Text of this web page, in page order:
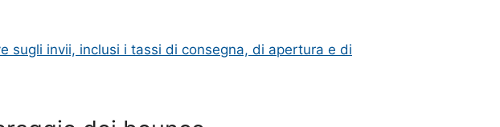
sugli invii, inclusi i tassi di consegna, di apertura e di